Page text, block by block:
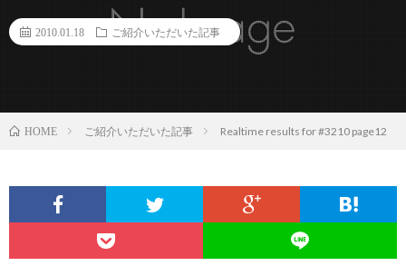
2010.01.18 ご紹介いただいた記事
HOME ご紹介いただいた記事 Realtime results for #3210 page12